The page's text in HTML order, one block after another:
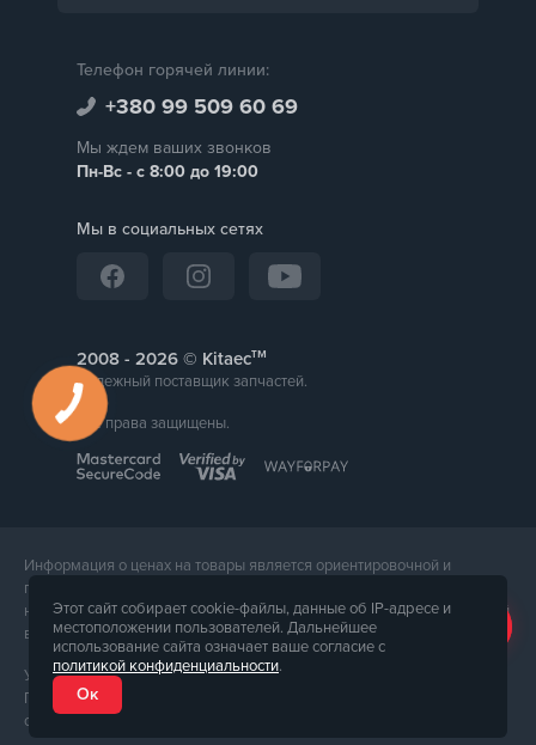
Телефон горячей линии:
+380 99 509 60 69
Мы ждем ваших звонков
Пн-Вс - с 8:00 до 19:00
Мы в социальных сетях
2008 - © Kitaecтм
Надежный поставщик запчастей.
Все права защищены.
Информация о ценах на товары является ориентировочной и
предоставляется для справки. Точная стоимость товара будет
названа менеджером магазина при подтверждении заказа. Внешний
вид и комплектация товара может отличаться от его фотографии.
Услуги предоставляет ФЛП Тюпа Петр Павлович, ИПН 2770105454.
Политика конфиденциальности доступна по
оферта доступна по
Этот сайт собирает cookie-файлы, данные об IP-адресе и
местоположении пользователей. Дальнейшее
использование сайта означает ваше согласие с
политикой конфиденциальности.
Ок